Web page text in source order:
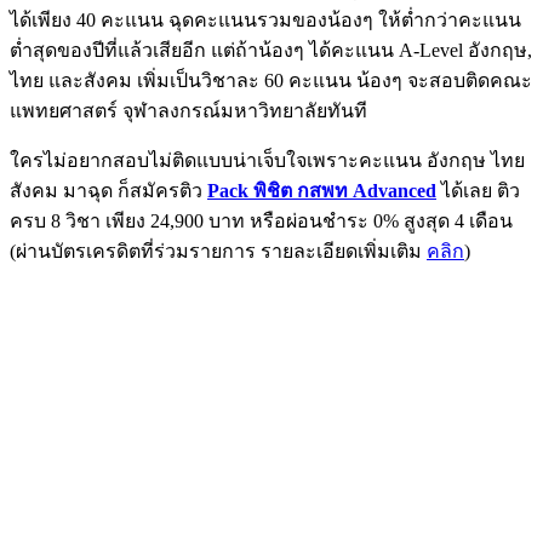
ได้เพียง 40 คะแนน ฉุดคะแนนรวมของน้องๆ ให้ต่ำกว่าคะแนน
ต่ำสุดของปีที่แล้วเสียอีก แต่ถ้าน้องๆ ได้คะแนน A-Level อังกฤษ,
ไทย และสังคม เพิ่มเป็นวิชาละ 60 คะแนน น้องๆ จะสอบติดคณะ
แพทยศาสตร์ จุฬาลงกรณ์มหาวิทยาลัยทันที
ใครไม่อยากสอบไม่ติดแบบน่าเจ็บใจเพราะคะแนน อังกฤษ ไทย
สังคม มาฉุด ก็สมัครติว Pack พิชิต กสพท Advanced ได้เลย ติว
ครบ 8 วิชา เพียง 24,900 บาท หรือผ่อนชำระ 0% สูงสุด 4 เดือน
(ผ่านบัตรเครดิตที่ร่วมรายการ รายละเอียดเพิ่มเติม คลิก)